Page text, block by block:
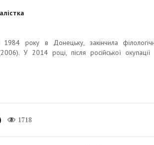
року в Донецьку, закінчила
У 2014 році, після російської
1718